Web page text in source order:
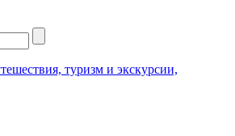
туризм и экскурсии,